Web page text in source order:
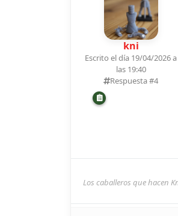
kni
Escrito el día 19/04/2026 a
las 19:40
Respuesta #4
Los caballeros que hacen